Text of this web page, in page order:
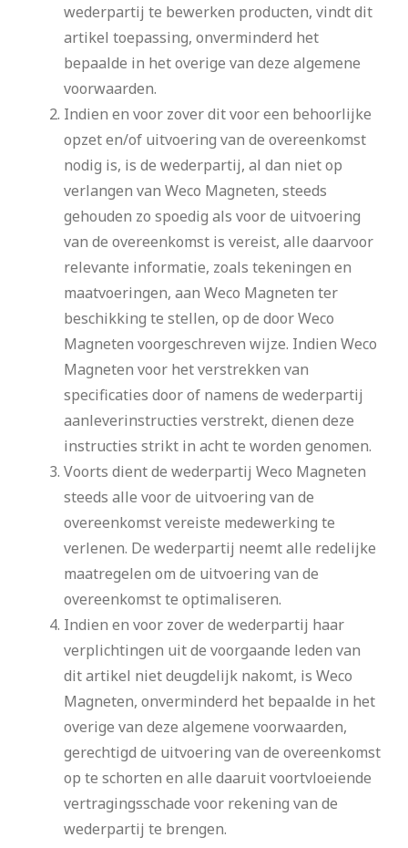
wederpartij te bewerken producten, vindt dit
artikel toepassing, onverminderd het
bepaalde in het overige van deze algemene
voorwaarden.
Indien en voor zover dit voor een behoorlijke
opzet en/of uitvoering van de overeenkomst
nodig is, is de wederpartij, al dan niet op
verlangen van Weco Magneten, steeds
gehouden zo spoedig als voor de uitvoering
van de overeenkomst is vereist, alle daarvoor
relevante informatie, zoals tekeningen en
maatvoeringen, aan Weco Magneten ter
beschikking te stellen, op de door Weco
Magneten voorgeschreven wijze. Indien Weco
Magneten voor het verstrekken van
specificaties door of namens de wederpartij
aanleverinstructies verstrekt, dienen deze
instructies strikt in acht te worden genomen.
Voorts dient de wederpartij Weco Magneten
steeds alle voor de uitvoering van de
overeenkomst vereiste medewerking te
verlenen. De wederpartij neemt alle redelijke
maatregelen om de uitvoering van de
overeenkomst te optimaliseren.
Indien en voor zover de wederpartij haar
verplichtingen uit de voorgaande leden van
dit artikel niet deugdelijk nakomt, is Weco
Magneten, onverminderd het bepaalde in het
overige van deze algemene voorwaarden,
gerechtigd de uitvoering van de overeenkomst
op te schorten en alle daaruit voortvloeiende
vertragingsschade voor rekening van de
wederpartij te brengen.